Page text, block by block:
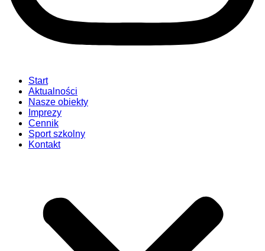
Start
Aktualności
Nasze obiekty
Imprezy
Cennik
Sport szkolny
Kontakt